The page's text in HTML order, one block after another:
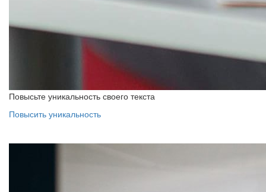
Повысьте уникальность своего текста
Повысить уникальность